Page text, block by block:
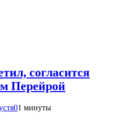
согласится
Перейрой
01 минуты